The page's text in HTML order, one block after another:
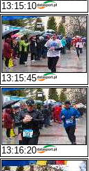
13:15:10
13:15:45
13:16:20